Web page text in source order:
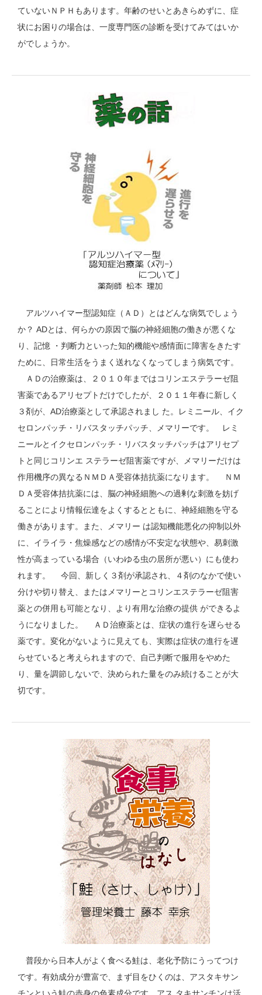
ていないＮＰＨもあります。年齢のせいとあきらめずに、症
状にお困りの場合は、一度専門医の診断を受けてみてはいか
がでしょうか。
アルツハイマー型認知症（ＡＤ）とはどんな病気でしょう
か？ ADとは、何らかの原因で脳の神経細胞の働きが悪くな
り、記憶 ・判断力といった知的機能や感情面に障害をきたす
ために、日常生活をうまく送れなくなってしまう病気です。
ＡＤの治療薬は、２０１０年まではコリンエステラーゼ阻
害薬であるアリセプトだけでしたが、２０１１年春に新しく
３剤が、AD治療薬として承認されまし た。レミニール、イク
セロンパッチ・リバスタッチパッチ、メマリーです。 レミ
ニールとイクセロンパッチ・リバスタッチパッチはアリセプ
トと同じコリンエ ステラーゼ阻害薬ですが、メマリーだけは
作用機序の異なるＮＭＤＡ受容体拮抗薬になります。 ＮＭ
ＤＡ受容体拮抗薬には、脳の神経細胞への過剰な刺激を妨げ
ることにより情報伝達をよくするとともに、神経細胞を守る
働きがあります。また、メマリー は認知機能悪化の抑制以外
に、イライラ・焦燥感などの感情が不安定な状態や、易刺激
性が高まっている場合（いわゆる虫の居所が悪い）にも使わ
れます。 今回、新しく３剤が承認され、４剤のなかで使い
分けや切り替え、またはメマリーとコリンエステラーゼ阻害
薬との併用も可能となり、より有用な治療の提供 ができるよ
うになりました。 ＡＤ治療薬とは、症状の進行を遅らせる
薬です。変化がないように見えても、実際は症状の進行を遅
らせていると考えられますので、自己判断で服用をやめた
り、量を調節しないで、決められた量をのみ続けることが大
切です。
普段から日本人がよく食べる鮭は、老化予防にうってつけ
です。有効成分が豊富で、まず目をひくのは、アスタキサン